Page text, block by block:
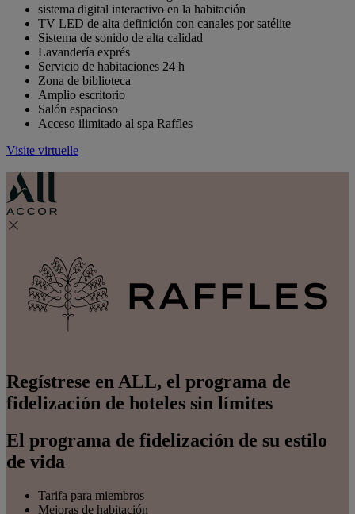
sistema digital interactivo en la habitación
TV LED de alta definición con canales por satélite
Sistema de sonido de alta calidad
Lavandería exprés
Servicio de habitaciones 24 h
Zona de biblioteca
Amplio escritorio
Salón espacioso
Acceso ilimitado al spa Raffles
Visite virtuelle
Regístrese en ALL, el programa de
fidelización de hoteles sin límites
El programa de fidelización de su estilo
de vida
Tarifa para miembros
Mejoras de habitación